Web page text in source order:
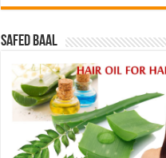
Safed baal